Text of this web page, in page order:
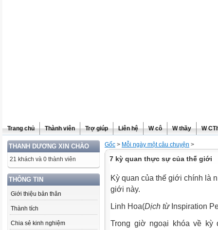
Trang chủ Thành viên Trợ giúp Liên hệ W cô W thầy W
THANH DƯƠNG XIN CHÀO
21 khách và 0 thành viên
THÔNG TIN
Giới thiệu bản thân
Thành tích
Chia sẻ kinh nghiệm
Gốc > Mỗi ngày một câu chuyện >
7 kỳ quan thực sự của thế giới
Kỳ quan của thế giới chính là
giới này.
Linh Hoa(Dịch từInspiration
Trong giờ ngoại khóa về